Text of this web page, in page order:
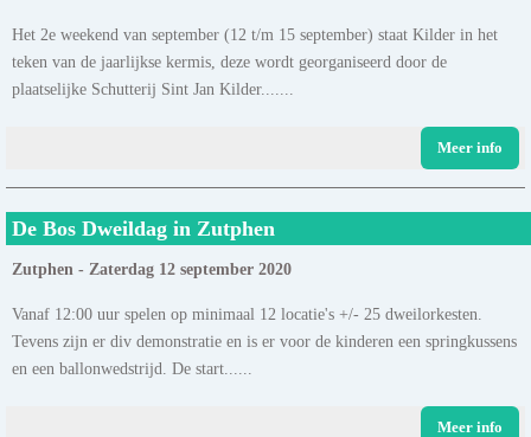
Het 2e weekend van september (12 t/m 15 september) staat Kilder in het
teken van de jaarlijkse kermis, deze wordt georganiseerd door de
plaatselijke Schutterij Sint Jan Kilder.......
Meer info
De Bos Dweildag in Zutphen
Zutphen - Zaterdag 12 september 2020
Vanaf 12:00 uur spelen op minimaal 12 locatie's +/- 25 dweilorkesten.
Tevens zijn er div demonstratie en is er voor de kinderen een springkussens
en een ballonwedstrijd. De start......
Meer info